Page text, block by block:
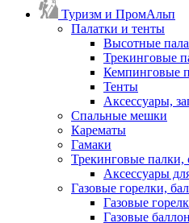
Туризм и ПромАльп
Палатки и тенты
Высотные
Трекинговые
Кемпинговые
Тенты
Аксессуары,
Спальные мешки
Карематы
Гамаки
Трекинговые палки,
Аксессуары
Газовые горелки,
Газовые
Газовые